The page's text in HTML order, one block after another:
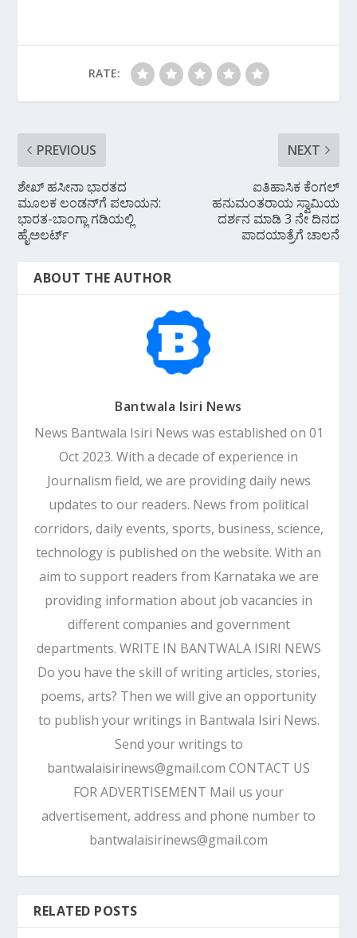
o
k
st A
p
p
a
m
RATE:
PREVIOUS
ಶೇಖ್ ಹಸೀನಾ ಭಾರತದ
ಮೂಲಕ ಲಂಡನ್‌ಗೆ ಪಲಾಯನ:
ಭಾರತ-ಬಾಂಗ್ಲಾ ಗಡಿಯಲ್ಲಿ
ಹೈಅಲರ್ಟ್
NEXT
ಐತಿಹಾಸಿಕ ಕೆಂಗಲ್
ಹನುಮಂತರಾಯ ಸ್ವಾಮಿಯ
ದರ್ಶನ ಮಾಡಿ 3 ನೇ ದಿನದ
ಪಾದಯಾತ್ರೆಗೆ ಚಾಲನೆ
ABOUT THE AUTHOR
Bantwala Isiri News
News Bantwala Isiri News was established on 01
Oct 2023. With a decade of experience in
Journalism field, we are providing daily news
updates to our readers. News from political
corridors, daily events, sports, business, science,
technology is published on the website. With an
aim to support readers from Karnataka we are
providing information about job vacancies in
different companies and government
departments. WRITE IN BANTWALA ISIRI NEWS
Do you have the skill of writing articles, stories,
poems, arts? Then we will give an opportunity
to publish your writings in Bantwala Isiri News.
Send your writings to
bantwalaisirinews@gmail.com CONTACT US
FOR ADVERTISEMENT Mail us your
advertisement, address and phone number to
bantwalaisirinews@gmail.com
RELATED POSTS